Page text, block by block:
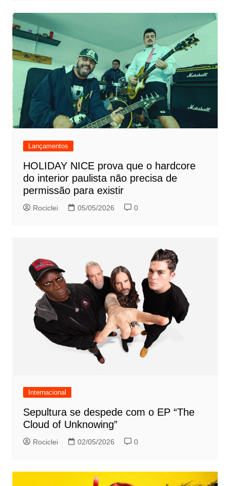
Lançamentos
HOLIDAY NICE prova que o hardcore
do interior paulista não precisa de
permissão para existir
Rociclei 05/05/2026 0
Internacional
Sepultura se despede com o EP “The
Cloud of Unknowing”
Rociclei 02/05/2026 0